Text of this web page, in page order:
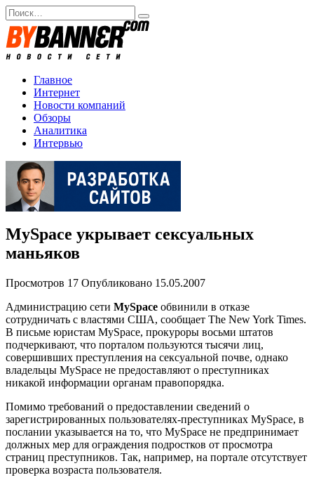
Перейти
к
содержанию
Search
for:
Главное
Интернет
Новости компаний
Обзоры
Аналитика
Интервью
MySpace укрывает сексуальных
маньяков
Просмотров 17 Опубликовано 15.05.2007
Администрацию сети MySpace обвинили в отказе
сотрудничать с властями США, сообщает Thе New York Times.
В письме юристам MySpace, прокуроры восьми штатов
подчеркивают, что порталом пользуются тысячи лиц,
совершивших преступления на сексуальной почве, однако
владельцы MySpace не предоставляют о преступниках
никакой информации органам правопорядка.
Помимо требований о предоставлении сведений о
зарегистрированных пользователях-преступниках MySpace, в
послании указывается на то, что MySpace не предпринимает
должных мер для ограждения подростков от просмотра
страниц преступников. Так, например, на портале отсутствует
проверка возраста пользователя.